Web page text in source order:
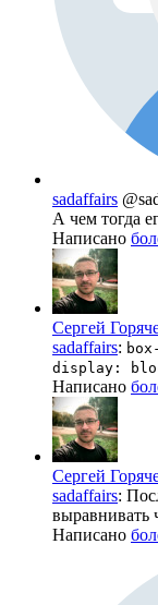
sadaffairs
А чем тогда
Написано
Сергей
sadaffairs:
display:
Написано
Сергей
sadaffairs:
выравнивать
Написано